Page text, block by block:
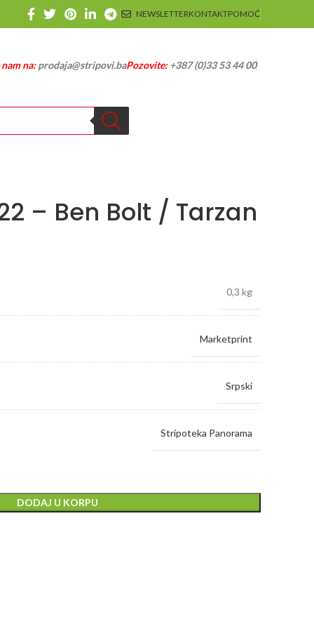
NEWSLETTERKONTAKTPOMOĆ
na:prodaja@stripovi.baPozovite:+387 (0)33 53 44 00
– Ben Bolt / Tarzan
0,3 kg
Marketprint
Srpski
Stripoteka Panorama
DODAJ U KORPU